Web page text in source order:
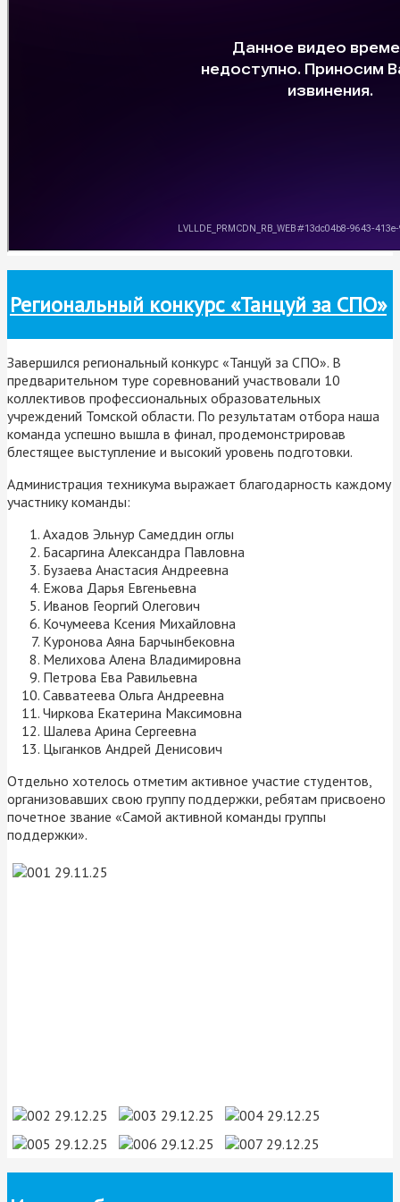
Региональный конкурс «Танцуй за СПО»
Завершился региональный конкурс «Танцуй за СПО». В
предварительном туре соревнований участвовали 10
коллективов профессиональных образовательных
учреждений Томской области. По результатам отбора наша
команда успешно вышла в финал, продемонстрировав
блестящее выступление и высокий уровень подготовки.
Администрация техникума выражает благодарность каждому
участнику команды:
Ахадов Эльнур Самеддин оглы
Басаргина Александра Павловна
Бузаева Анастасия Андреевна
Ежова Дарья Евгеньевна
Иванов Георгий Олегович
Кочумеева Ксения Михайловна
Куронова Аяна Барчынбековна
Мелихова Алена Владимировна
Петрова Ева Равильевна
Савватеева Ольга Андреевна
Чиркова Екатерина Максимовна
Шалева Арина Сергеевна
Цыганков Андрей Денисович
Отдельно хотелось отметим активное участие студентов,
организовавших свою группу поддержки, ребятам присвоено
почетное звание «Самой активной команды группы
поддержки».